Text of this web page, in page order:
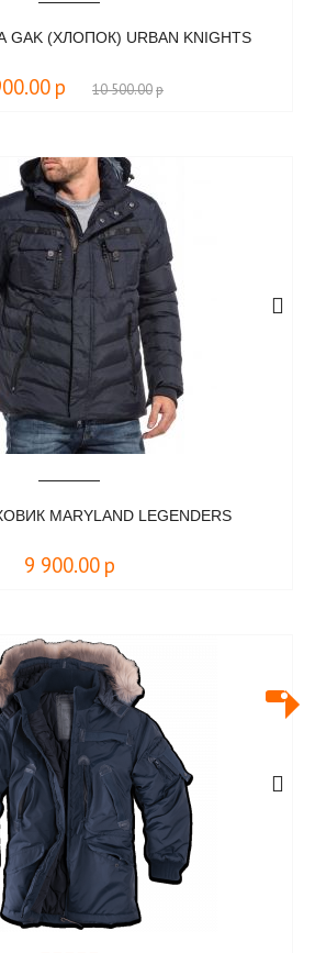
(ХЛОПОК) URBAN KNIGHTS
р 10 500.00р
MARYLAND LEGENDERS
9 900.00 р